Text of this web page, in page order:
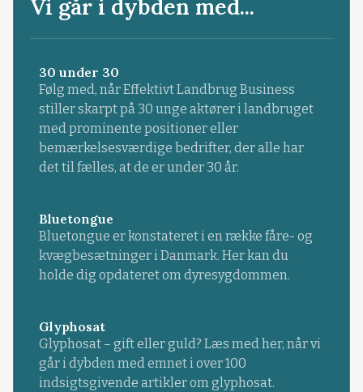
Vi går i dybden med...
30 under 30
Følg med, når Effektivt Landbrug Business
stiller skarpt på 30 unge aktører i landbruget
med prominente positioner eller
bemærkelsesværdige bedrifter, der alle har
det til fælles, at de er under 30 år.
Bluetongue
Bluetongue er konstateret i en række fåre- og
kvægbesætninger i Danmark. Her kan du
holde dig opdateret om dyresygdommen.
Glyphosat
Glyphosat – gift eller guld? Læs med her, når vi
går i dybden med emnet i over 100
indsigtsgivende artikler om glyphosat.